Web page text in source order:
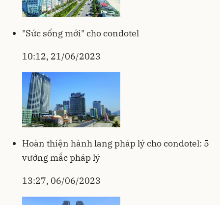
"Sức sống mới" cho condotel
10:12, 21/06/2023
Hoàn thiện hành lang pháp lý cho condotel: 5
vướng mắc pháp lý
13:27, 06/06/2023